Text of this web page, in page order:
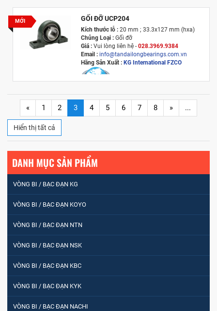
MỚI GỐI ĐỠ UCP204
Kích thước lỗ : 20 mm ; 33.3x127 mm (hxa)
Chủng Loại : Gối đỡ
Giá :Vui lòng l iên hệ - 028.3969.9384
Email : info@tandailongbearings.com.vn
Hãng Sản Xuất : KG International FZCO
« 1 2 3 4 5 6 7 8 » ...
Hiển thị tất cả
DANH MỤC SẢN PHẨM
VÒNG BI / BẠC ĐẠN KG
VÒNG BI / BẠC ĐẠN KOYO
VÒNG BI / BẠC ĐẠN NTN
VÒNG BI / BẠC ĐẠN NSK
VÒNG BI / BẠC ĐẠN KBC
VÒNG BI / BẠC ĐẠN KYK
VÒNG BI / BẠC ĐẠN NACHI
VÒNG BI / BẠC ĐẠN NHÀO CÀ NA 24134
Vòng bi / Bạc đạn tròn : 698
VÒNG BI / BẠC ĐẠN CHÀ TRÒN 51105